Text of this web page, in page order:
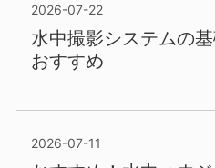
2026-07-22
水中撮影システムの
おすすめ
2026-07-11